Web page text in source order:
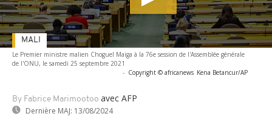
Le Premier ministre malien Choguel Maiga à la 76e session de l'Assemblée générale
de l'ONU, le samedi 25 septembre 2021
- Copyright © africanews Kena Betancur/AP
By Fabrice Marimootoo avec AFP
Dernière MAJ: 13/08/2024
MALI